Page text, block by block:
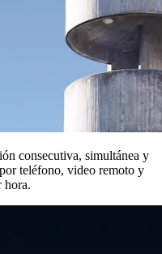
consecutiva, simultánea y
teléfono, video remoto y
hora.